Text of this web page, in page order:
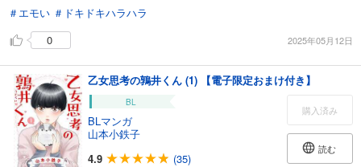
＃エモい ＃ドキドキハラハラ
0
2025年05月12日
乙女思考の鶉井くん (1) 【電子限定おまけ付き】
BL
BLマンガ
山本小鉄子
4.9
(35)
購入済み
読む